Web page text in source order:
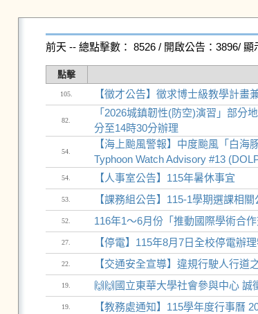
前天 -- 總點擊數： 8526 / 開啟公告：3896/ 顯
點擊
105. 【徵才公告】徵求博士級教學計畫
82.
「2026城鎮韌性(防空)演習」部分
分至14時30分辦理
54.
【海上颱風警報】中度颱風「白海
Typhoon Watch Advisory #13
54. 【人事室公告】115年暑休事宜
53. 【課務組公告】115-1學期選課相
52. 116年1～6月份「推動國際學術合
27. 【停電】115年8月7日全校停電辦
22. 【交通安全宣導】違規行駛人行道
19. 🙌🙌國立東華大學社會參與中心 誠
19. 【教務處通知】115學年度行事曆